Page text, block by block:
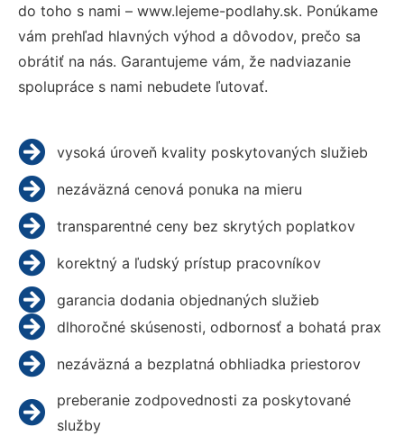
do toho s nami – www.lejeme-podlahy.sk. Ponúkame
vám prehľad hlavných výhod a dôvodov, prečo sa
obrátiť na nás. Garantujeme vám, že nadviazanie
spolupráce s nami nebudete ľutovať.
vysoká úroveň kvality poskytovaných služieb
nezáväzná cenová ponuka na mieru
transparentné ceny bez skrytých poplatkov
korektný a ľudský prístup pracovníkov
garancia dodania objednaných služieb
dlhoročné skúsenosti, odbornosť a bohatá prax
nezáväzná a bezplatná obhliadka priestorov
preberanie zodpovednosti za poskytované
služby